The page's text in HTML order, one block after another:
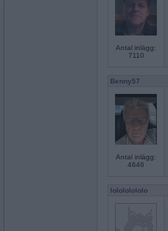
Antal inlägg:
7110
Benny57
Antal inlägg:
4646
lolololololo